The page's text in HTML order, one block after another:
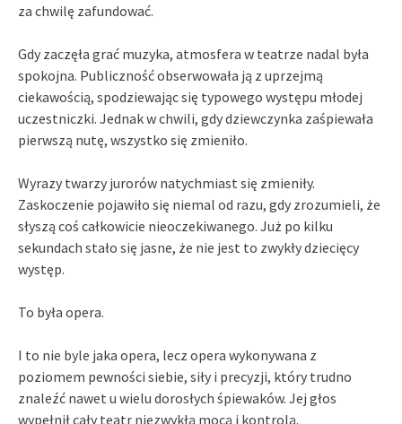
za chwilę zafundować.
Gdy zaczęła grać muzyka, atmosfera w teatrze nadal była
spokojna. Publiczność obserwowała ją z uprzejmą
ciekawością, spodziewając się typowego występu młodej
uczestniczki. Jednak w chwili, gdy dziewczynka zaśpiewała
pierwszą nutę, wszystko się zmieniło.
Wyrazy twarzy jurorów natychmiast się zmieniły.
Zaskoczenie pojawiło się niemal od razu, gdy zrozumieli, że
słyszą coś całkowicie nieoczekiwanego. Już po kilku
sekundach stało się jasne, że nie jest to zwykły dziecięcy
występ.
To była opera.
I to nie byle jaka opera, lecz opera wykonywana z
poziomem pewności siebie, siły i precyzji, który trudno
znaleźć nawet u wielu dorosłych śpiewaków. Jej głos
wypełnił cały teatr niezwykłą mocą i kontrolą.